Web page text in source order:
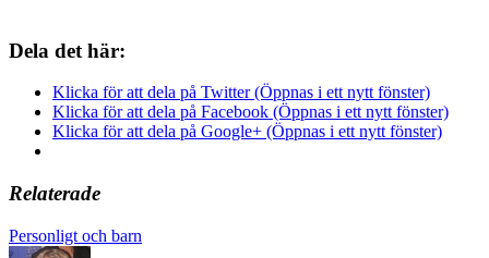
Dela det här:
Klicka för att dela på Twitter (Öppnas i ett nytt fönster)
Klicka för att dela på Facebook (Öppnas i ett nytt fönster)
Klicka för att dela på Google+ (Öppnas i ett nytt fönster)
Relaterade
Personligt och barn